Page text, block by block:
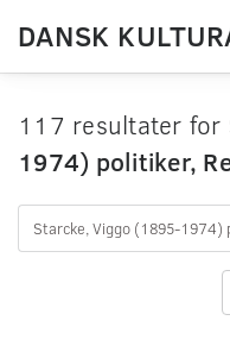
DANSK
117 resultater for
1974) politiker,